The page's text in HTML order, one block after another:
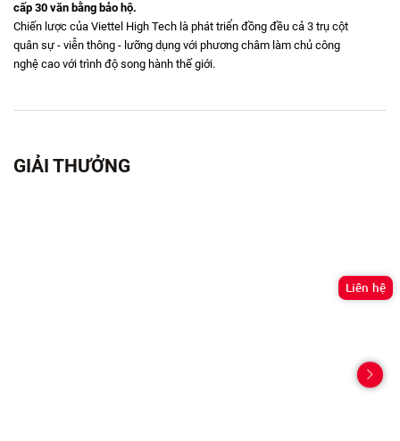
Liên hệ
cấp 30 văn bằng bảo hộ.
Chiến lược của Viettel High Tech là phát triển đồng đều cả 3 trụ cột
quân sự - viễn thông - lưỡng dụng với phương châm làm chủ công
nghệ cao với trình độ song hành thế giới.
GIẢI THƯỞNG